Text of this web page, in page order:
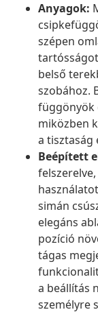
Anyagok:
szépen
belső
szobához.
függönyök
miközben
a tisztaság
Beépített
simán
elegáns
pozíció
tágas
a beállítás
személyre